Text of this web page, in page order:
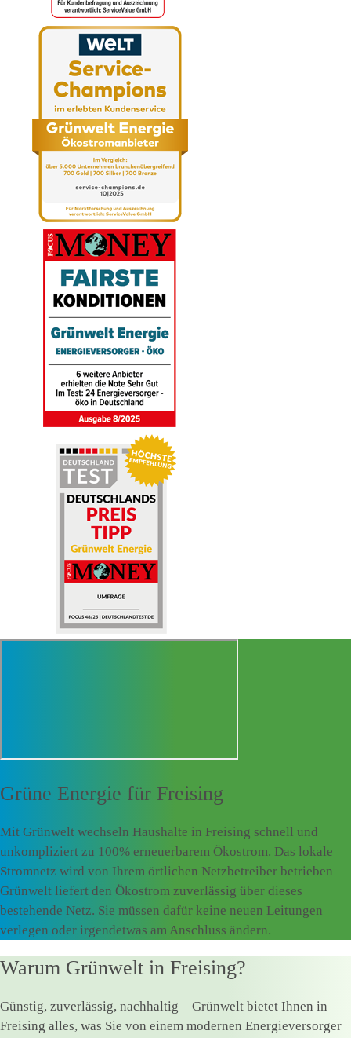
Grüne Energie für Freising
Mit Grünwelt wechseln Haushalte in Freising schnell und
unkompliziert zu 100% erneuerbarem Ökostrom. Das lokale
Stromnetz wird von Ihrem örtlichen Netzbetreiber betrieben –
Grünwelt liefert den Ökostrom zuverlässig über dieses
bestehende Netz. Sie müssen dafür keine neuen Leitungen
verlegen oder irgendetwas am Anschluss ändern.
Warum Grünwelt in Freising?
Günstig, zuverlässig, nachhaltig – Grünwelt bietet Ihnen in
Freising alles, was Sie von einem modernen Energieversorger